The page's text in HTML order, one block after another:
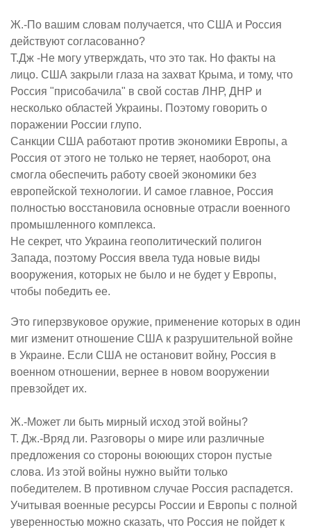
Ж.-По вашим словам получается, что США и Россия
действуют согласованно?
Т.Дж -Не могу утверждать, что это так. Но факты на
лицо. США закрыли глаза на захват Крыма, и тому, что
Россия "присобачила" в свой состав ЛНР, ДНР и
несколько областей Украины. Поэтому говорить о
поражении России глупо.
Санкции США работают против экономики Европы, а
Россия от этого не только не теряет, наоборот, она
смогла обеспечить работу своей экономики без
европейской технологии. И самое главное, Россия
полностью восстановила основные отрасли военного
промышленного комплекса.
Не секрет, что Украина геополитический полигон
Запада, поэтому Россия ввела туда новые виды
вооружения, которых не было и не будет у Европы,
чтобы победить ее.
Это гиперзвуковое оружие, применение которых в один
миг изменит отношение США к разрушительной войне
в Украине. Если США не остановит войну, Россия в
военном отношении, вернее в новом вооружении
превзойдет их.
Ж.-Может ли быть мирный исход этой войны?
Т. Дж.-Вряд ли. Разговоры о мире или различные
предложения со стороны воюющих сторон пустые
слова. Из этой войны нужно выйти только
победителем. В противном случае Россия распадется.
Учитывая военные ресурсы России и Европы с полной
уверенностью можно сказать, что Россия не пойдет к